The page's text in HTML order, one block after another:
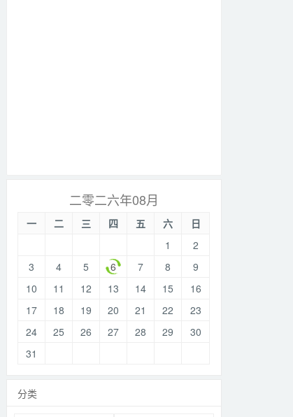
二零二六年08月
一 二 三 四 五 六
日
1
2
3
4 5 6 7 8
9
10
11 12 13 14 15
16
17
18 19 20 21 22
23
24
25 26 27 28 29
30
31
分类